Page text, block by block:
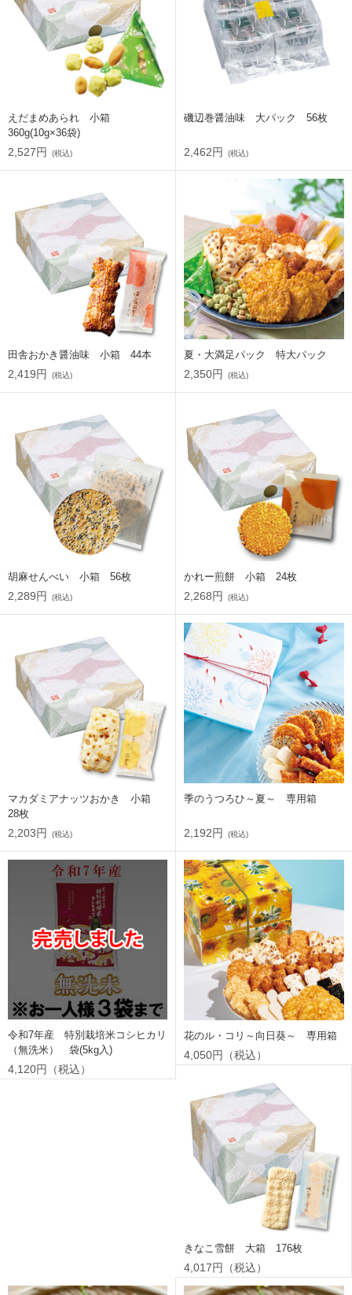
えだまめあられ 小箱
360g(10g×36袋)
2,527円 (税込)
磯辺巻醤油味 大パック 56枚
2,462円 (税込)
田舎おかき醤油味 小箱 44本
2,419円 (税込)
夏・大満足パック 特大パック
2,350円 (税込)
胡麻せんべい 小箱 56枚
2,289円 (税込)
かれー煎餅 小箱 24枚
2,268円 (税込)
マカダミアナッツおかき 小箱
28枚
2,203円 (税込)
季のうつろひ～夏～ 専用箱
2,192円 (税込)
令和7年産 特別栽培米コシヒカリ
（無洗米） 袋(5kg入)
4,120円（税込）
花のル・コリ～向日葵～ 専用箱
4,050円（税込）
きなこ雪餅 大箱 176枚
4,017円（税込）